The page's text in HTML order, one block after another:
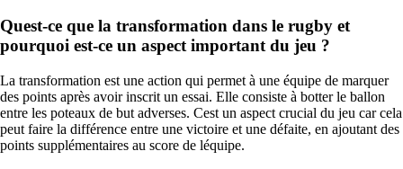
Quest-ce que la transformation dans le rugby et
pourquoi est-ce un aspect important du jeu ?
La transformation est une action qui permet à une équipe de marquer
des points après avoir inscrit un essai. Elle consiste à botter le ballon
entre les poteaux de but adverses. Cest un aspect crucial du jeu car cela
peut faire la différence entre une victoire et une défaite, en ajoutant des
points supplémentaires au score de léquipe.